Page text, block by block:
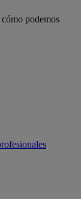
podemos